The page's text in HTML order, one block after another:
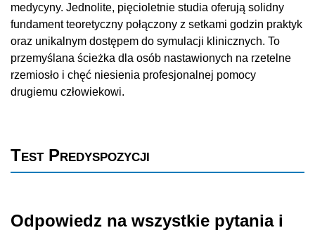
medycyny. Jednolite, pięcioletnie studia oferują solidny
fundament teoretyczny połączony z setkami godzin praktyk
oraz unikalnym dostępem do symulacji klinicznych. To
przemyślana ścieżka dla osób nastawionych na rzetelne
rzemiosło i chęć niesienia profesjonalnej pomocy
drugiemu człowiekowi.
Test Predyspozycji
Odpowiedz na wszystkie pytania i